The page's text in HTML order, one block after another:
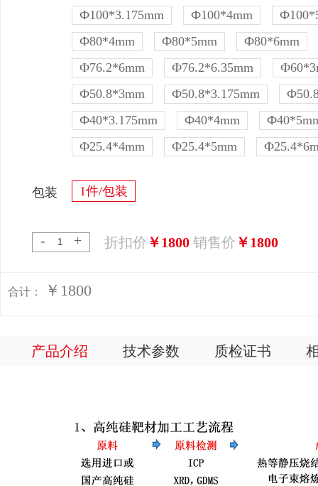
Ф100*3.175mm
Ф100*4mm
Ф80*4mm
Ф80*5mm
Ф80*6mm
Ф76.2*6mm
Ф76.2*6.35mm
Ф50.8*3mm
Ф50.8*3.175mm
Ф40*3.175mm
Ф40*4mm
Ф25.4*4mm
Ф25.4*5mm
包装 1件/包装
- + 折扣价 ￥1800 销售价 ￥1800
合计： ￥1800
产品介绍 技术参数 质检证书